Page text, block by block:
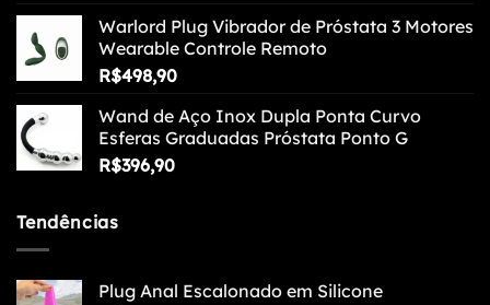
preço:
R$166,90
Warlord Plug Vibrador de Próstata 3 Motores
Wearable Controle Remoto
R$498,90
Wand de Aço Inox Dupla Ponta Curvo
Esferas Graduadas Próstata Ponto G
R$396,90
Tendências
Plug Anal Escalonado em Silicone